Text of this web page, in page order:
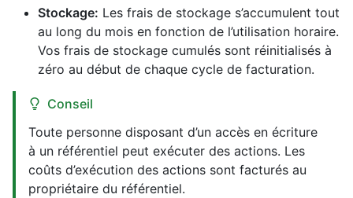
Stockage: Les frais de stockage s’accumulent tout
au long du mois en fonction de l’utilisation horaire.
Vos frais de stockage cumulés sont réinitialisés à
zéro au début de chaque cycle de facturation.
Conseil
Toute personne disposant d’un accès en écriture
à un référentiel peut exécuter des actions. Les
coûts d’exécution des actions sont facturés au
propriétaire du référentiel.